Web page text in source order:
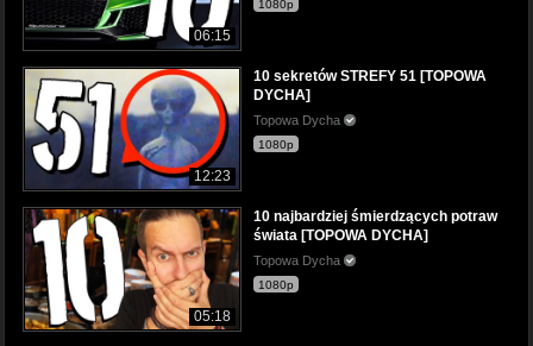
06:15
1080p
12:23
10 sekretów STREFY 51 [TOPOWA
DYCHA]
Topowa Dycha
1080p
05:18
10 najbardziej śmierdzących potraw
świata [TOPOWA DYCHA]
Topowa Dycha
1080p